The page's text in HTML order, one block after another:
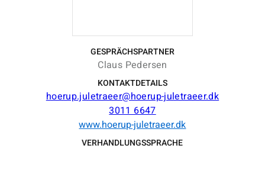
GESPRÄCHSPARTNER
Claus Pedersen
KONTAKTDETAILS
hoerup.juletraeer@hoerup-juletraeer.dk
3011 6647
www.hoerup-juletraeer.dk
VERHANDLUNGSSPRACHE